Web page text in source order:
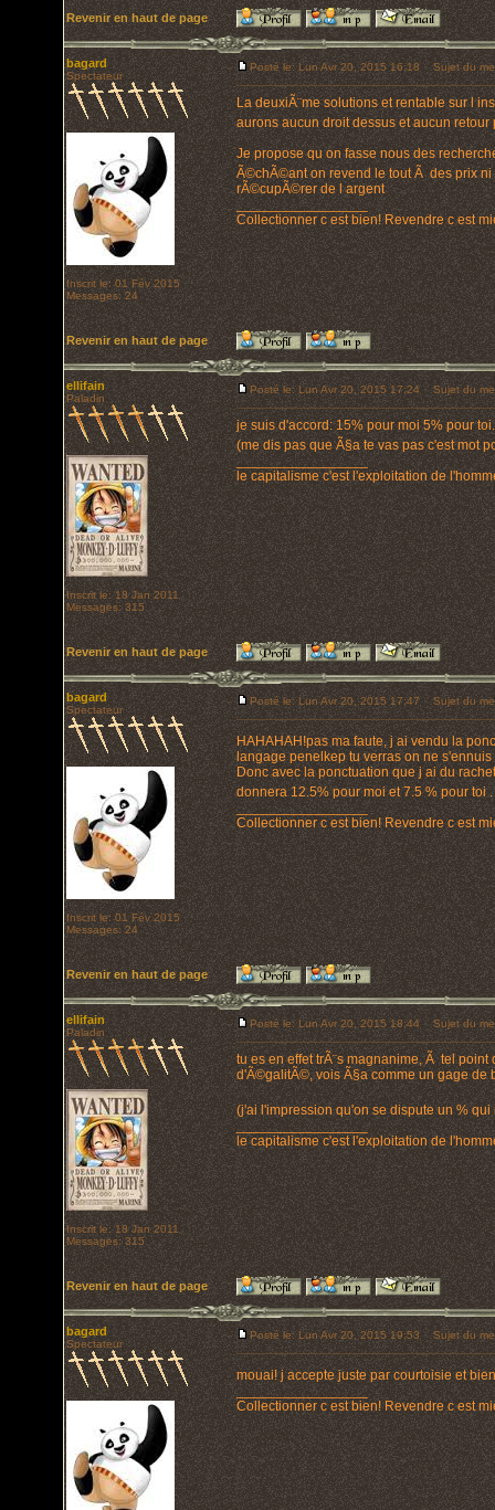
Revenir en haut de page
bagard
Spectateur
Inscrit le: 01 Fév 2015
Messages: 24
Posté le: Lun Avr 20, 2015 16:18 Sujet du
La deuxiÃ¨me solutions et rentable sur l
aurons aucun droit dessus et aucun
Je propose qu on fasse nous des
Ã©chÃ©ant on revend le tout Ã des prix
rÃ©cupÃ©rer de l argent
_________________
Collectionner c est bien! Revendre c est
Revenir en haut de page
ellifain
Paladin
Inscrit le: 18 Jan 2011
Messages: 315
Posté le: Lun Avr 20, 2015 17:24 Sujet du
je suis d'accord: 15% pour moi 5% pour toi.
(me dis pas que Ã§a te vas pas c'est mot
_________________
le capitalisme c'est l'exploitation de
Revenir en haut de page
bagard
Spectateur
Inscrit le: 01 Fév 2015
Messages: 24
Posté le: Lun Avr 20, 2015 17:47 Sujet du
HAHAHAH!pas ma faute, j ai vendu la
langage penelkep tu verras on ne s'ennuis
Donc avec la ponctuation que j ai du
donnera 12.5% pour moi et 7.5 % pour toi .
_________________
Collectionner c est bien! Revendre c est
Revenir en haut de page
ellifain
Paladin
Inscrit le: 18 Jan 2011
Messages: 315
Posté le: Lun Avr 20, 2015 18:44 Sujet du
tu es en effet trÃ¨s magnanime, Ã tel
d'Ã©galitÃ©, vois Ã§a comme un gage de
(j'ai l'impression qu'on se dispute un %
_________________
le capitalisme c'est l'exploitation de
Revenir en haut de page
bagard
Spectateur
Posté le: Lun Avr 20, 2015 19:53 Sujet du
mouai! j accepte juste par courtoisie et
_________________
Collectionner c est bien! Revendre c est